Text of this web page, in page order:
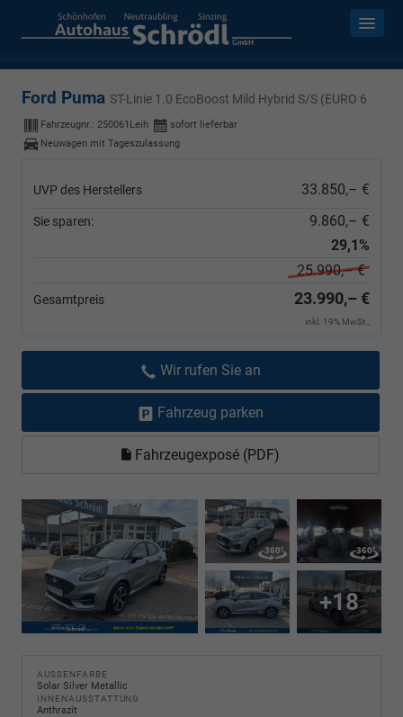
Ford Puma ST-Linie 1.0 EcoBoost Mild Hybrid S/S (EURO 6
Fahrzeugnr.: 250061Leih
sofort lieferbar
Neuwagen mit Tageszulassung
UVP des Herstellers 33.850,– €
Sie sparen:
9.860,– €
29,1%
25.990,– €
Gesamtpreis 23.990,– €
inkl. 19% MwSt.,
Wir rufen Sie an
Fahrzeug parken
Fahrzeugexposé (PDF)
+18
AUSSENFARBE
Solar Silver Metallic
INNENAUSSTATTUNG
Anthrazit